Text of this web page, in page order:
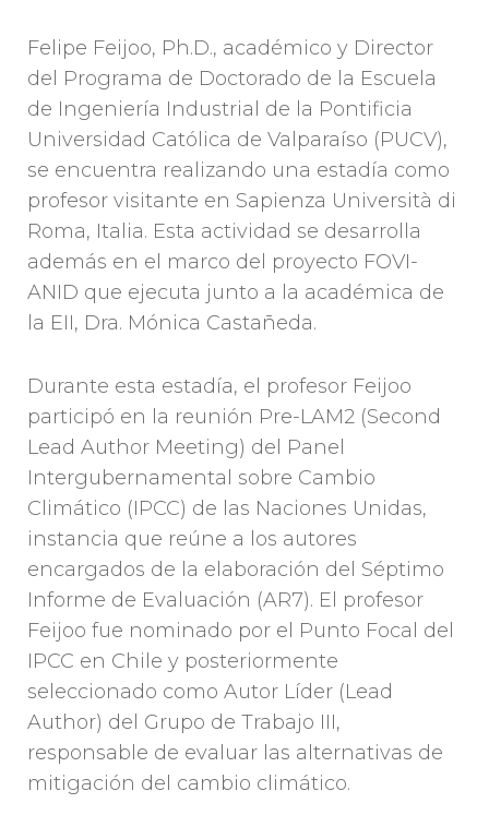
Felipe Feijoo, Ph.D., académico y Director
del Programa de Doctorado de la Escuela
de Ingeniería Industrial de la Pontificia
Universidad Católica de Valparaíso (PUCV),
se encuentra realizando una estadía como
profesor visitante en Sapienza Università di
Roma, Italia. Esta actividad se desarrolla
además en el marco del proyecto FOVI-
ANID que ejecuta junto a la académica de
la EII, Dra. Mónica Castañeda.
Durante esta estadía, el profesor Feijoo
participó en la reunión Pre-LAM2 (Second
Lead Author Meeting) del Panel
Intergubernamental sobre Cambio
Climático (IPCC) de las Naciones Unidas,
instancia que reúne a los autores
encargados de la elaboración del Séptimo
Informe de Evaluación (AR7). El profesor
Feijoo fue nominado por el Punto Focal del
IPCC en Chile y posteriormente
seleccionado como Autor Líder (Lead
Author) del Grupo de Trabajo III,
responsable de evaluar las alternativas de
mitigación del cambio climático.